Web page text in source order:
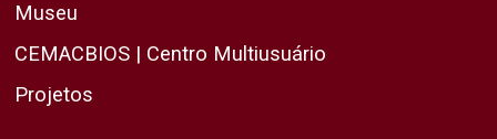
Museu
CEMACBIOS | Centro Multiusuário
Projetos